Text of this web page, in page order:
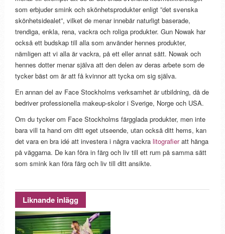
som erbjuder smink och skönhetsprodukter enligt ”det svenska
skönhetsidealet”, vilket de menar innebär naturligt baserade,
trendiga, enkla, rena, vackra och roliga produkter. Gun Nowak har
också ett budskap till alla som använder hennes produkter,
nämligen att vi alla är vackra, på ett eller annat sätt. Nowak och
hennes dotter menar själva att den delen av deras arbete som de
tycker bäst om är att få kvinnor att tycka om sig själva.
En annan del av Face Stockholms verksamhet är utbildning, då de
bedriver professionella makeup-skolor i Sverige, Norge och USA.
Om du tycker om Face Stockholms färgglada produkter, men inte
bara vill ta hand om ditt eget utseende, utan också ditt hems, kan
det vara en bra idé att investera i några vackralitografieratt hänga
på väggarna. De kan föra in färg och liv till ett rum på samma sätt
som smink kan föra färg och liv till ditt ansikte.
Liknande inlägg